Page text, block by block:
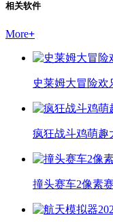
相关软件
More+
史莱姆大冒险欢
疯狂战斗鸡萌趣
撞头赛车2像素